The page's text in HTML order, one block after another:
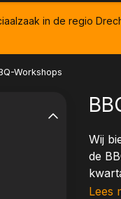
in de regio
Workshops
Wij
de
Lees